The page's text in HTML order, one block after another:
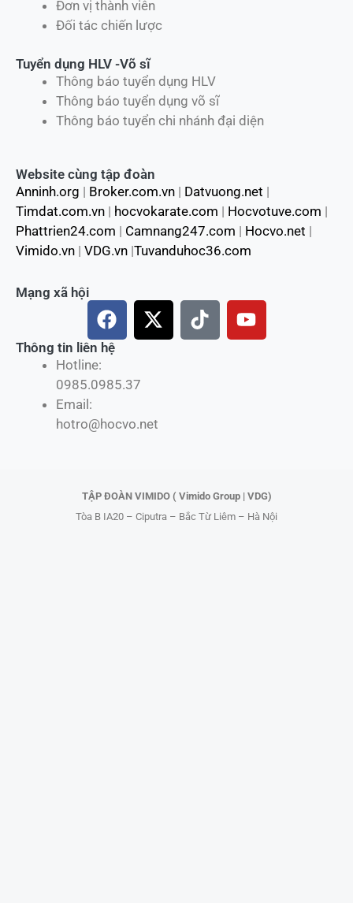
Đơn vị thành viên
Đối tác chiến lược
Tuyển dụng HLV -Võ sĩ
Thông báo tuyển dụng HLV
Thông báo tuyển dụng võ sĩ
Thông báo tuyển chi nhánh đại diện
Website cùng tập đoàn
Anninh.org | Broker.com.vn | Datvuong.net |
Timdat.com.vn | hocvokarate.com | Hocvotuve.com |
Phattrien24.com | Camnang247.com | Hocvo.net |
Vimido.vn | VDG.vn |Tuvanduhoc36.com
Hotline:
0985.0985.37
Email:
hotro@hocvo.net
Mạng xã hội
F
a
c
b
o
X
-
t
T
i
Y
o
Thông tin liên hệ
TẬP ĐOÀN VIMIDO ( Vimido Group | VDG)
Tòa B IA20 – Ciputra – Bắc Từ Liêm – Hà Nội